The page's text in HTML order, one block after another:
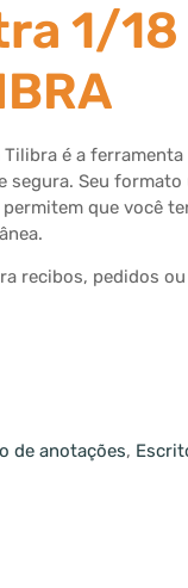
1/
Tilibra é a
segura. Seu
que você
recibos, pedidos
de anotações,